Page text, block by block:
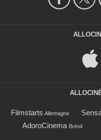
Filmstarts Allemagne
AdoroCinema Brésil